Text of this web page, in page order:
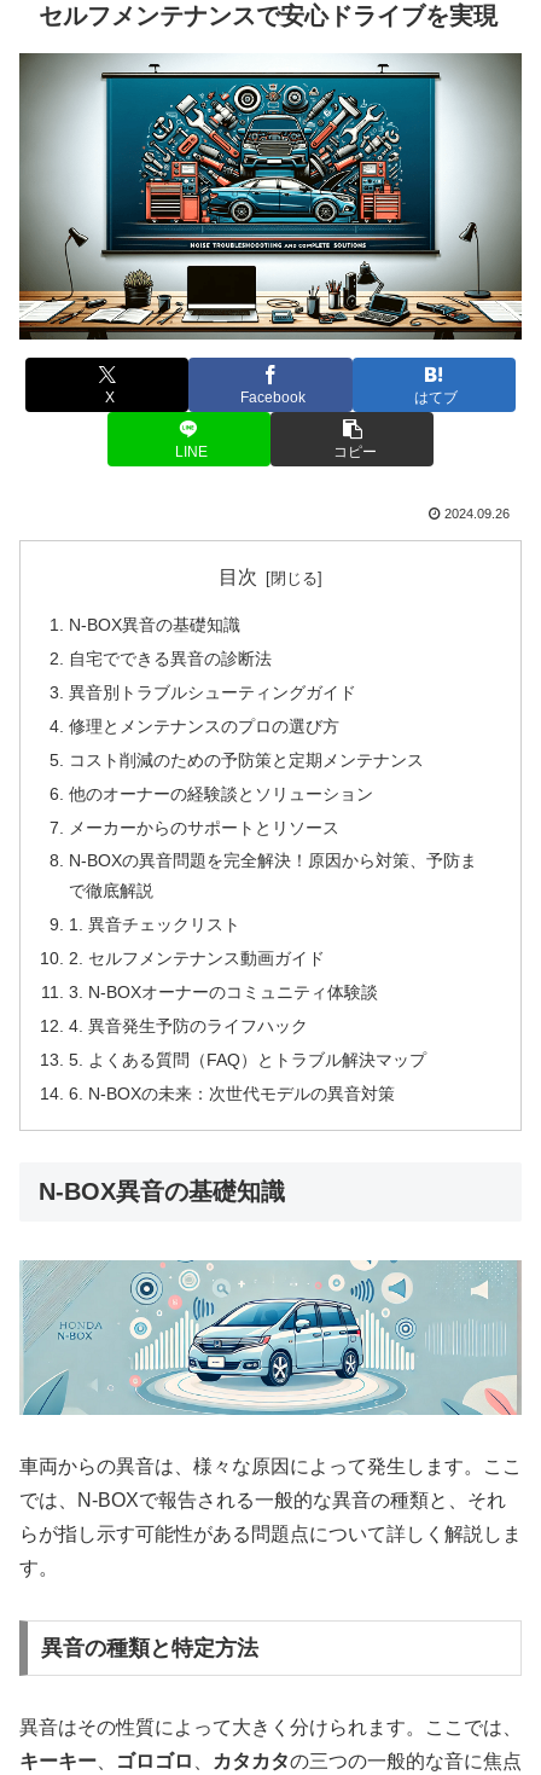
セルフメンテナンスで安心ドライブを実現
X Facebook はてブ
LINE コピー
2024.09.26
目次
N-BOX異音の基礎知識
自宅でできる異音の診断法
異音別トラブルシューティングガイド
修理とメンテナンスのプロの選び方
コスト削減のための予防策と定期メンテナンス
他のオーナーの経験談とソリューション
メーカーからのサポートとリソース
N-BOXの異音問題を完全解決！原因から対策、予防ま
で徹底解説
1. 異音チェックリスト
2. セルフメンテナンス動画ガイド
3. N-BOXオーナーのコミュニティ体験談
4. 異音発生予防のライフハック
5. よくある質問（FAQ）とトラブル解決マップ
6. N-BOXの未来：次世代モデルの異音対策
N-BOX異音の基礎知識
車両からの異音は、様々な原因によって発生します。ここ
では、N-BOXで報告される一般的な異音の種類と、それ
らが指し示す可能性がある問題点について詳しく解説しま
す。
異音の種類と特定方法
異音はその性質によって大きく分けられます。ここでは、
キーキー
ゴロゴロ カタカタの三つの一般的な音に焦点